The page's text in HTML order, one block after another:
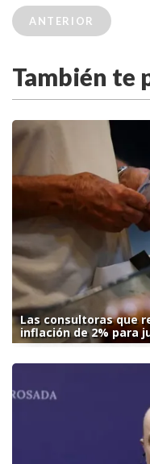
ANTERIOR
También te
Las consultoras que
inflación de 2% para